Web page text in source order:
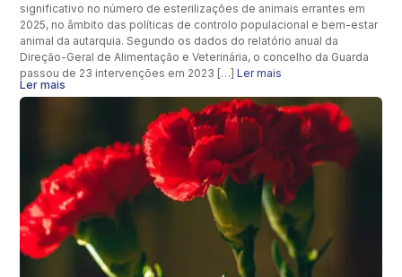
significativo no número de esterilizações de animais errantes em
2025, no âmbito das políticas de controlo populacional e bem-estar
animal da autarquia. Segundo os dados do relatório anual da
Direção-Geral de Alimentação e Veterinária, o concelho da Guarda
passou de 23 intervenções em 2023 […]Ler mais
Ler mais